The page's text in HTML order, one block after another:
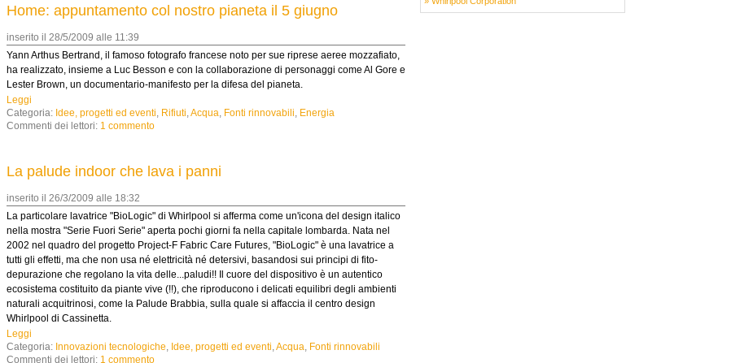
Home: appuntamento col nostro pianeta il 5 giugno
inserito il 28/5/2009 alle 11:39
Yann Arthus Bertrand, il famoso fotografo francese noto per sue riprese aeree mozzafiato,
ha realizzato, insieme a Luc Besson e con la collaborazione di personaggi come Al Gore e
Lester Brown, un documentario-manifesto per la difesa del pianeta.
Leggi
Categoria: Idee, progetti ed eventi Rifiuti Acqua Fonti rinnovabili Energia
Commenti dei lettori: 1 commento
La palude indoor che lava i panni
inserito il 26/3/2009 alle 18:32
La particolare lavatrice "BioLogic" di Whirlpool si afferma come un'icona del design italico
nella mostra "Serie Fuori Serie" aperta pochi giorni fa nella capitale lombarda. Nata nel
2002 nel quadro del progetto Project-F Fabric Care Futures, "BioLogic" è una lavatrice a
tutti gli effetti, ma che non usa né elettricità né detersivi, basandosi sui principi di fito-
depurazione che regolano la vita delle...paludi!! Il cuore del dispositivo è un autentico
ecosistema costituito da piante vive (!!), che riproducono i delicati equilibri degli ambienti
naturali acquitrinosi, come la Palude Brabbia, sulla quale si affaccia il centro design
Whirlpool di Cassinetta.
Leggi
Categoria: Innovazioni tecnologiche Idee, progetti ed eventi Acqua Fonti rinnovabili
Commenti dei lettori: 1 commento